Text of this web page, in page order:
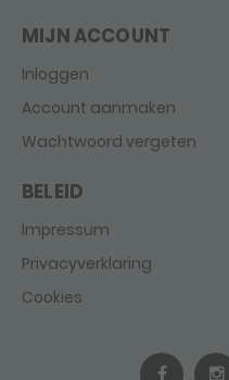
MIJN ACCOUNT
Inloggen
Account aanmaken
Wachtwoord vergeten
BELEID
Impressum
Privacyverklaring
Cookies